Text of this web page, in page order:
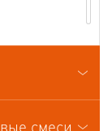
смеси